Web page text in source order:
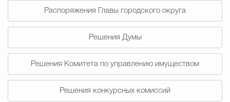
Общественная
Градостроительство и
Распоряжения Главы городского округа
Решения Думы
Решения Комитета по управлению имуществом
Решения конкурсных комиссий